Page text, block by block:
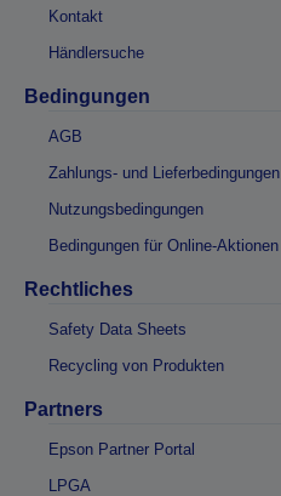
Kontakt
Händlersuche
Bedingungen
AGB
Zahlungs- und Lieferbedingungen
Nutzungsbedingungen
Bedingungen für Online-Aktionen
Rechtliches
Safety Data Sheets
Recycling von Produkten
Partners
Epson Partner Portal
LPGA